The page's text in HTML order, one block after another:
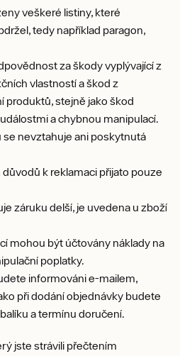
veškeré listiny, které
tedy například paragon,
za škody vyplývající z
vlastností a škod z
produktů, stejně jako škod
a chybnou manipulací.
nevztahuje ani poskytnutá
k reklamaci přijato pouze
záruku delší, je uvedena u zboží
mohou být účtovány náklady na
poplatky.
informováni e-mailem,
při dodání objednávky budete
a termínu doručení.
jste strávili přečtením